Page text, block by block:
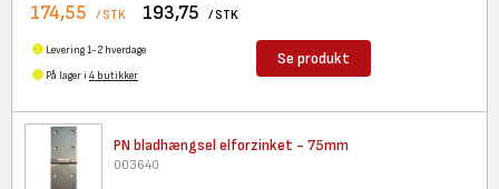
174,55 / STK 193,75 / STK
Levering 1-2 hverdage
På lager i 4 butikker
Se produkt
PN bladhængsel elforzinket - 75mm
003640